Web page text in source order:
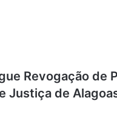
Revogação de
Justiça de